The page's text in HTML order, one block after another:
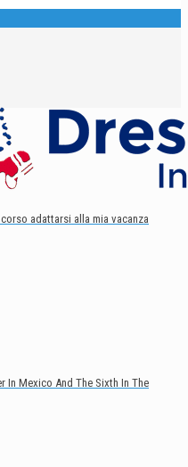
adattarsi alla mia vacanza
In Mexico And The Sixth In The